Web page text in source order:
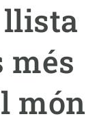
llista
més
món